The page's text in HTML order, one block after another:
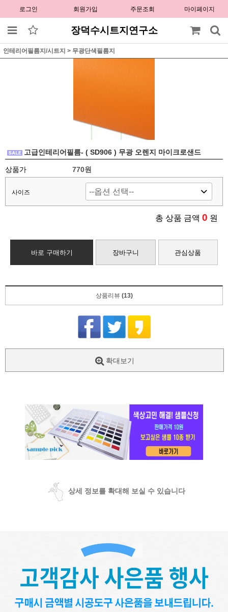
로그인 회원가입 주문조회 마이페이지
장덕수시트지연구소
인테리어필름지/시트지 > 무광단색필름지
고급인테리어필름- ( SD906 ) 무광 오렌지 마이크로샌드
상품가 770원
사이즈
총 상품 금액 0 원
바로 구매하기 장바구니 관심상품
상품리뷰 (13)
확대보기
상세 정보를 확대해 보실 수 있습니다